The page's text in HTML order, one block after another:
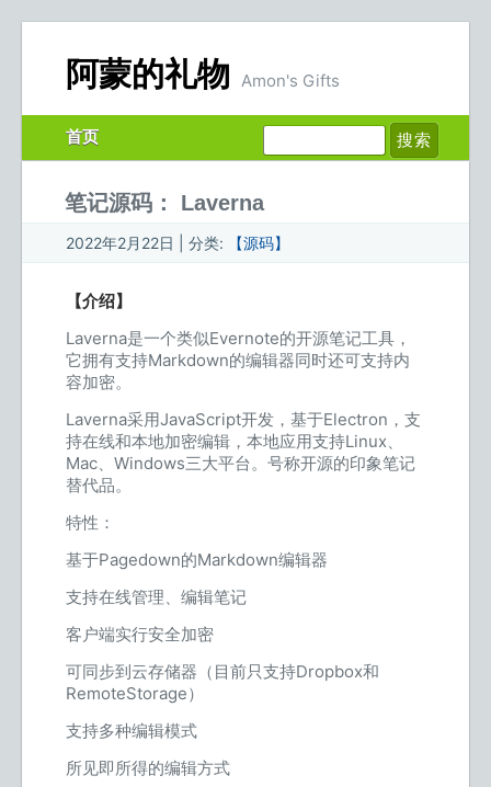
阿蒙的礼物 Amon's Gifts
首页
笔记源码： Laverna
2022年2月22日 | 分类: 【源码】
【介绍】
Laverna是一个类似Evernote的开源笔记工具，
它拥有支持Markdown的编辑器同时还可支持内
容加密。
Laverna采用JavaScript开发，基于Electron，支
持在线和本地加密编辑，本地应用支持Linux、
Mac、Windows三大平台。号称开源的印象笔记
替代品。
特性：
基于Pagedown的Markdown编辑器
支持在线管理、编辑笔记
客户端实行安全加密
可同步到云存储器（目前只支持Dropbox和
RemoteStorage）
支持多种编辑模式
所见即所得的编辑方式